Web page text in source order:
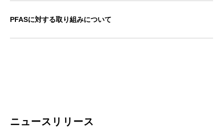
PFASに対する取り組みについて
ニュースリリース